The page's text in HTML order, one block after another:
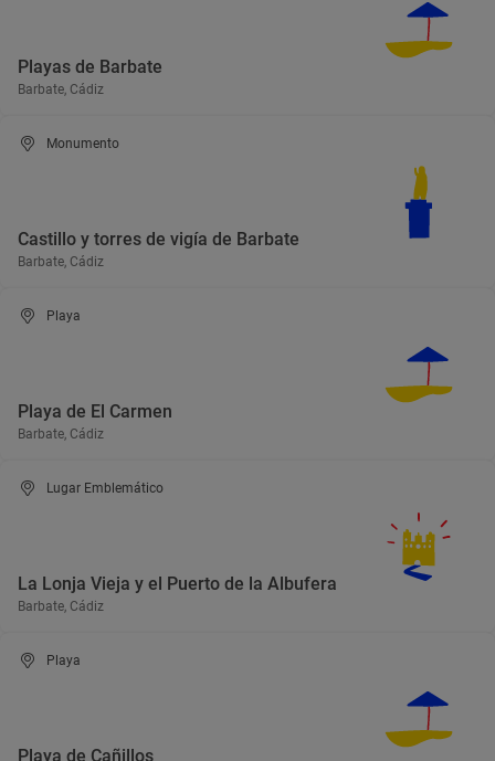
Playas de Barbate
Barbate, Cádiz
Monumento
Castillo y torres de vigía de Barbate
Barbate, Cádiz
Playa
Playa de El Carmen
Barbate, Cádiz
Lugar Emblemático
La Lonja Vieja y el Puerto de la Albufera
Barbate, Cádiz
Playa
Playa de Cañillos